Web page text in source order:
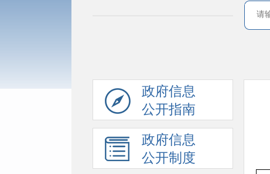
政府信息
公开指南
政府信息
公开制度